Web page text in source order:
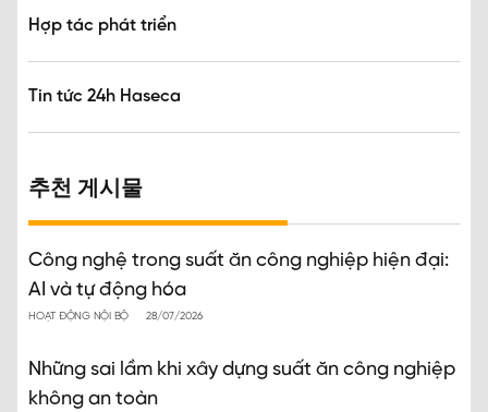
Hợp tác phát triển
Tin tức 24h Haseca
추천 게시물
Công nghệ trong suất ăn công nghiệp hiện đại:
AI và tự động hóa
HOẠT ĐỘNG NỘI BỘ 28/07/2026
Những sai lầm khi xây dựng suất ăn công nghiệp
không an toàn